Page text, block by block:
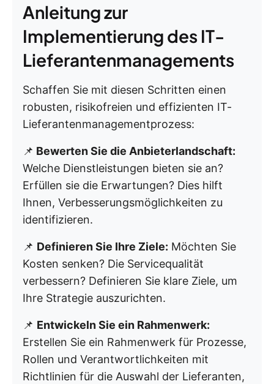
Anleitung zur
Implementierung des IT-
Lieferantenmanagements
Schaffen Sie mit diesen Schritten einen
robusten, risikofreien und effizienten IT-
Lieferantenmanagementprozess:
📌 Bewerten Sie die Anbieterlandschaft:
Welche Dienstleistungen bieten sie an?
Erfüllen sie die Erwartungen? Dies hilft
Ihnen, Verbesserungsmöglichkeiten zu
identifizieren.
📌 Definieren Sie Ihre Ziele: Möchten Sie
Kosten senken? Die Servicequalität
verbessern? Definieren Sie klare Ziele, um
Ihre Strategie auszurichten.
📌 Entwickeln Sie ein Rahmenwerk:
Erstellen Sie ein Rahmenwerk für Prozesse,
Rollen und Verantwortlichkeiten mit
Richtlinien für die Auswahl der Lieferanten,